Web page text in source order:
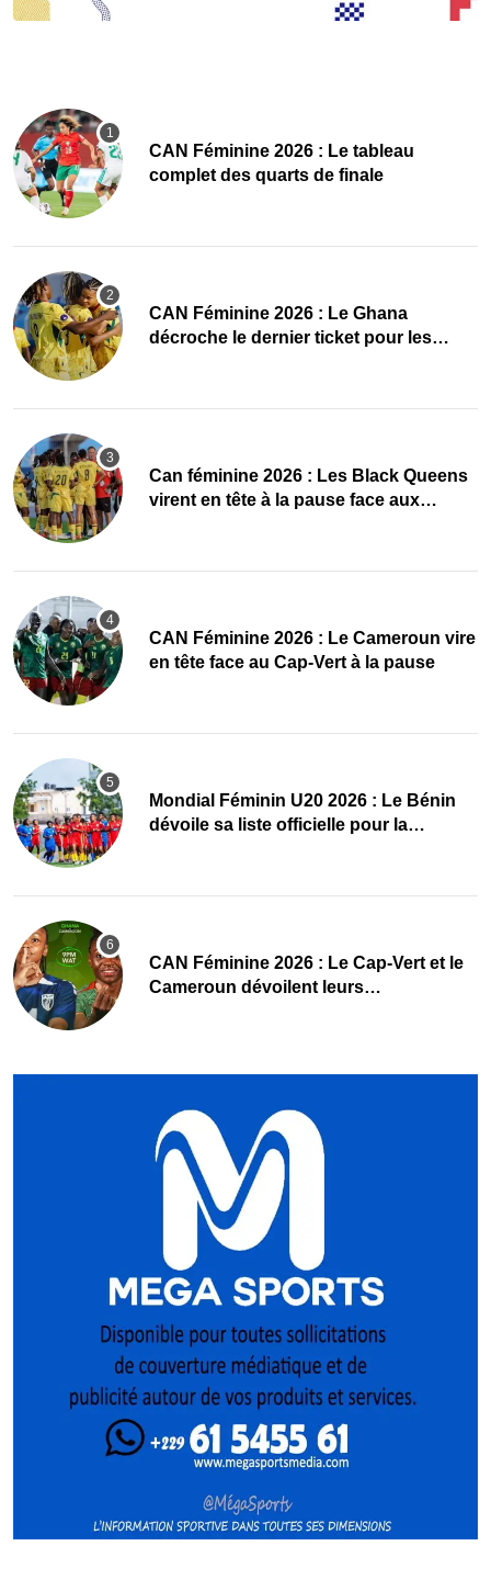
CAN Féminine 2026 : Le tableau
complet des quarts de finale
CAN Féminine 2026 : Le Ghana
décroche le dernier ticket pour les
‎Can féminine 2026 : Les Black Queens
virent en tête à la pause face aux
CAN Féminine 2026 : Le Cameroun vire
en tête face au Cap-Vert à la pause
Mondial Féminin U20 2026 : Le Bénin
dévoile sa liste officielle pour la
CAN Féminine 2026 : Le Cap-Vert et le
Cameroun dévoilent leurs